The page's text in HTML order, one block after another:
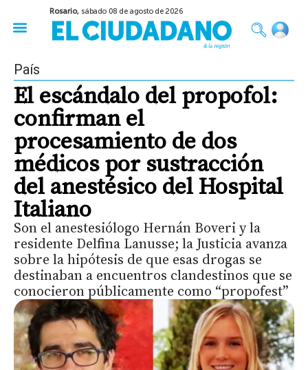
Rosario, sábado 08 de agosto de 2026
País
El escándalo del propofol:
confirman el
procesamiento de dos
médicos por sustracción
del anestésico del Hospital
Italiano
Son el anestesiólogo Hernán Boveri y la
residente Delfina Lanusse; la Justicia avanza
sobre la hipótesis de que esas drogas se
destinaban a encuentros clandestinos que se
conocieron públicamente como “propofest”